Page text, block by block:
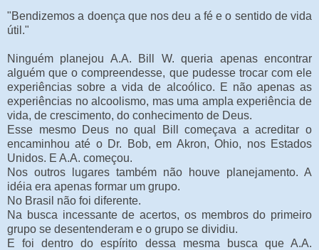
"Bendizemos a doença que nos deu a fé e o sentido de vida
útil."
Ninguém planejou A.A. Bill W. queria apenas encontrar
alguém que o compreendesse, que pudesse trocar com ele
experiências sobre a vida de alcoólico. E não apenas as
experiências no alcoolismo, mas uma ampla experiência de
vida, de crescimento, do conhecimento de Deus.
Esse mesmo Deus no qual Bill começava a acreditar o
encaminhou até o Dr. Bob, em Akron, Ohio, nos Estados
Unidos. E A.A. começou.
Nos outros lugares também não houve planejamento. A
idéia era apenas formar um grupo.
No Brasil não foi diferente.
Na busca incessante de acertos, os membros do primeiro
grupo se desentenderam e o grupo se dividiu.
E foi dentro do espírito dessa mesma busca que A.A.